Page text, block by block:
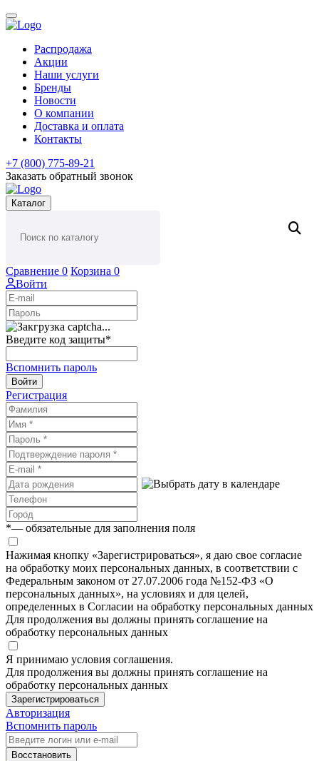
Распродажа
Акции
Наши услуги
Бренды
Новости
О компании
Доставка и оплата
Контакты
+7 (800) 775-89-21
Заказать обратный звонок
Каталог
Сравнение 0 Корзина 0
Войти
Введите код защиты*
Вспомнить пароль
Войти
Регистрация
*— обязательные для заполнения поля
Нажимая кнопку «Зарегистрироваться», я даю свое согласие
на обработку моих персональных данных, в соответствии с
Федеральным законом от 27.07.2006 года №152-ФЗ «О
персональных данных», на условиях и для целей,
определенных в Согласии на обработку персональных данных
Для продолжения вы должны принять соглашение на
обработку персональных данных
Я принимаю условия соглашения.
Для продолжения вы должны принять соглашение на
обработку персональных данных
Зарегистрироваться
Авторизация
Вспомнить пароль
Восстановить